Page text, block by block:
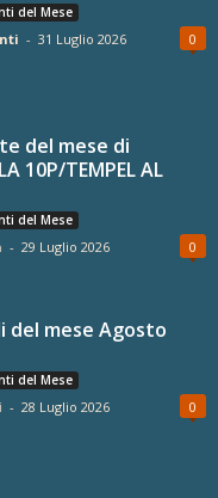
del Mese
- 31 Luglio 2026 0
del mese di
10P/TEMPEL AL
del Mese
- 29 Luglio 2026 0
del mese Agosto
del Mese
- 28 Luglio 2026 0